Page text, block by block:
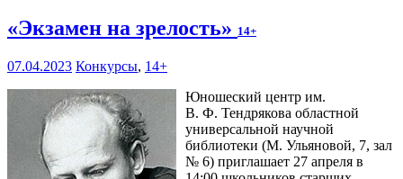
«Экзамен на зрелость» 14+
07.04.2023 Конкурсы, 14+
Юношеский центр им.
В. Ф. Тендрякова областной
универсальной научной
библиотеки (М. Ульяновой, 7, зал
№ 6) приглашает 27 апреля в